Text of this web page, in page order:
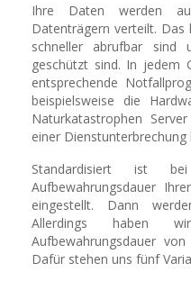
Ihre Daten werden
Datenträgern verteilt.
schneller abrufbar sind
geschützt sind. In jedem
entsprechende
beispielsweise die
Naturkatastrophen
einer
Standardisiert ist
Aufbewahrungsdauer
eingestellt. Dann
Allerdings haben
Aufbewahrungsdauer
Dafür stehen uns fünf